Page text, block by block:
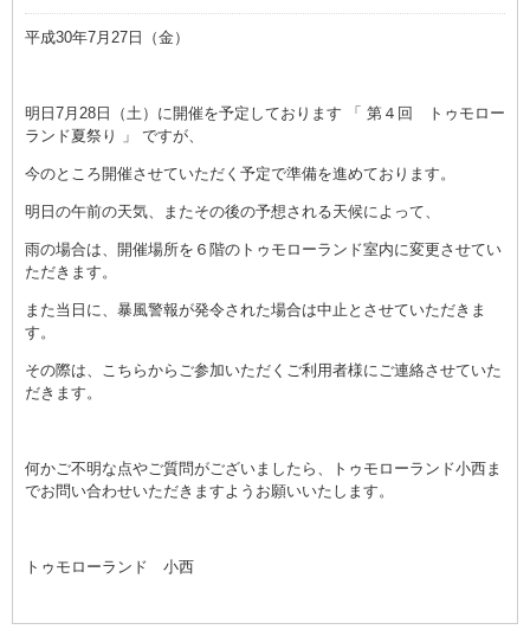
平成30年7月27日（金）
明日7月28日（土）に開催を予定しております 「 第４回 トゥモロー
ランド夏祭り 」 ですが、
今のところ開催させていただく予定で準備を進めております。
明日の午前の天気、またその後の予想される天候によって、
雨の場合は、開催場所を６階のトゥモローランド室内に変更させてい
ただきます。
また当日に、暴風警報が発令された場合は中止とさせていただきま
す。
その際は、こちらからご参加いただくご利用者様にご連絡させていた
だきます。
何かご不明な点やご質問がございましたら、トゥモローランド小西ま
でお問い合わせいただきますようお願いいたします。
トゥモローランド 小西